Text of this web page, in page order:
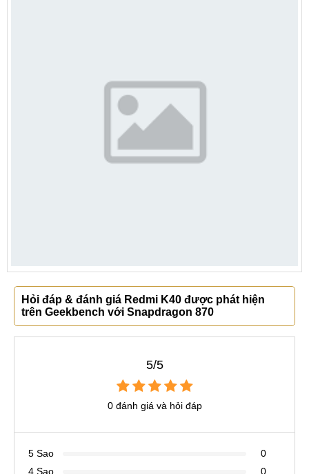
Hỏi đáp & đánh giá Redmi K40 được phát hiện
trên Geekbench với Snapdragon 870
5/5
0 đánh giá và hỏi đáp
5 Sao
0
4 Sao
0